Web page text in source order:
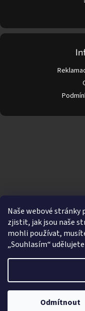
Naše webové
zjistit, jak jsou naše
mohli používat,
„Souhlasím“
Odmítnout